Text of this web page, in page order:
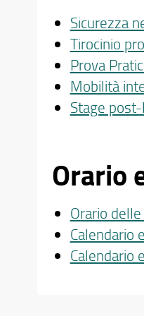
Sicurezza
Tirocinio
Prova
Mobilità
Stage
Orario
Orario
Calendario
Calendario